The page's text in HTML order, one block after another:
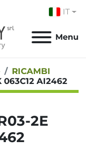
IT
Menu
RICAMBI
063C12 AI2462
2E